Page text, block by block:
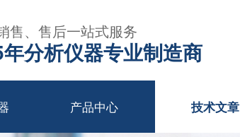
售、售后一站式服务
分析仪器专业制造商
产品中心 技术文章